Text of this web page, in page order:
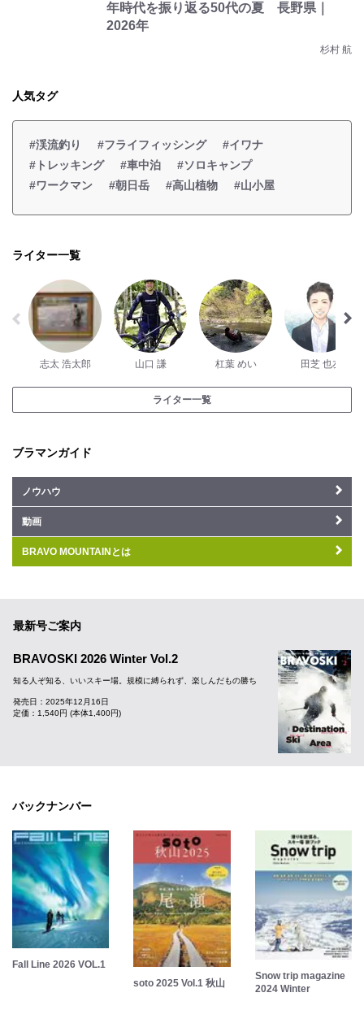
年時代を振り返る50代の夏 長野県｜
2026年
杉村 航
人気タグ
#渓流釣り #フライフィッシング
#イワナ
#トレッキング
#車中泊
#ソロキャンプ
#ワークマン
#朝日岳 #高山植物 #山小屋
ライター一覧
志太 浩太郎 山口 謙 杠葉 めい 田芝 也友
ライター一覧
ブラマンガイド
ノウハウ
動画
BRAVO MOUNTAINとは
最新号ご案内
BRAVOSKI 2026 Winter Vol.2
知る人ぞ知る、いいスキー場。規模に縛られず、楽しんだもの勝ち
発売日：2025年12月16日
定価：1,540円 (本体1,400円)
バックナンバー
Fall Line 2026 VOL.1
soto 2025 Vol.1 秋山
Snow trip magazine
2024 Winter